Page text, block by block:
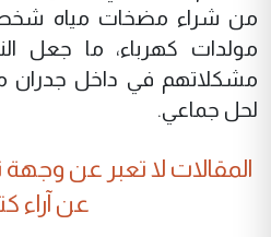
من شراء مضخات مياه
مولدات كهرباء، ما جعل
مشكلاتهم في داخل جدران
لحل جماعي.
المقالات لا تعبر عن وجهة
عن آراء